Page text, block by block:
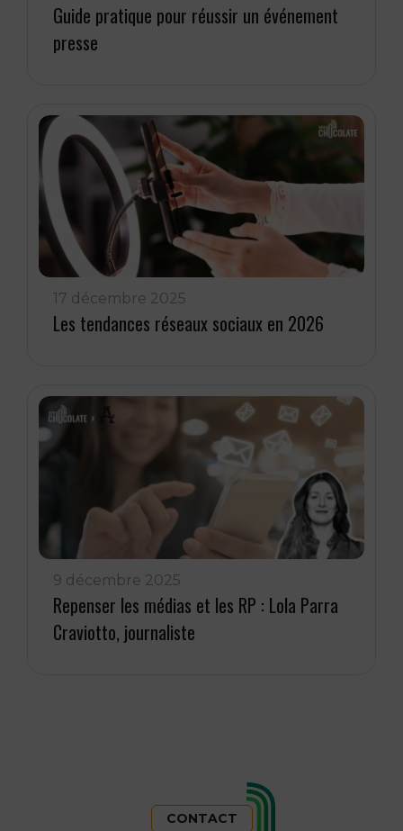
Guide pratique pour réussir un événement
presse
17 décembre 2025
Les tendances réseaux sociaux en 2026
9 décembre 2025
Repenser les médias et les RP : Lola Parra
Craviotto, journaliste
CONTACT